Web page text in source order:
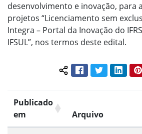
desenvolvimento e inovação, para
projetos “Licenciamento sem
Integra – Portal da Inovação do
IFSUL”, nos termos deste edital.
Compartilhar
FacebookTwitter
Publicado
em
Arquivo